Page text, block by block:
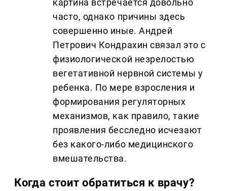
картина встречается довольно
часто, однако причины здесь
совершенно иные. Андрей
Петрович Кондрахин связал это с
физиологической незрелостью
вегетативной нервной системы у
ребенка. По мере взросления и
формирования регуляторных
механизмов, как правило, такие
проявления бесследно исчезают
без какого-либо медицинского
вмешательства.
Когда стоит обратиться к врачу?